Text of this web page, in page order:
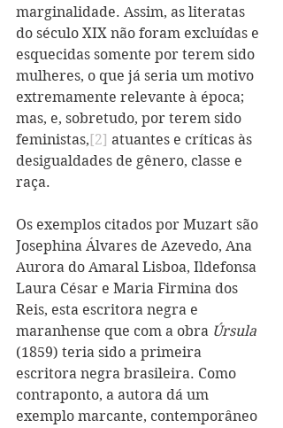
marginalidade. Assim, as literatas
do século XIX não foram excluídas e
esquecidas somente por terem sido
mulheres, o que já seria um motivo
extremamente relevante à época;
mas, e, sobretudo, por terem sido
feministas,[2] atuantes e críticas às
desigualdades de gênero, classe e
raça.
Os exemplos citados por Muzart são
Josephina Álvares de Azevedo, Ana
Aurora do Amaral Lisboa, Ildefonsa
Laura César e Maria Firmina dos
Reis, esta escritora negra e
maranhense que com a obra Úrsula
(1859) teria sido a primeira
escritora negra brasileira. Como
contraponto, a autora dá um
exemplo marcante, contemporâneo